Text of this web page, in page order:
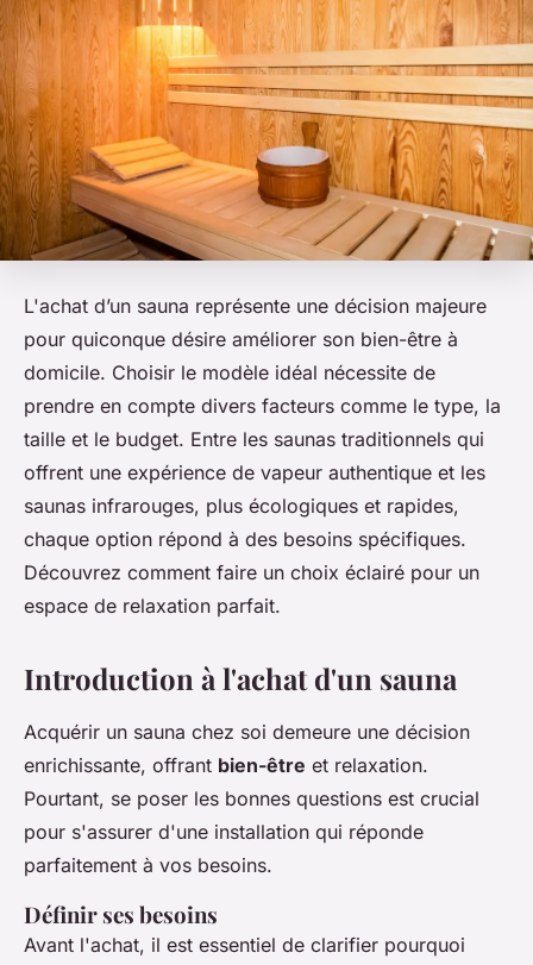
L'achat d’un sauna représente une décision majeure
pour quiconque désire améliorer son bien-être à
domicile. Choisir le modèle idéal nécessite de
prendre en compte divers facteurs comme le type, la
taille et le budget. Entre les saunas traditionnels qui
offrent une expérience de vapeur authentique et les
saunas infrarouges, plus écologiques et rapides,
chaque option répond à des besoins spécifiques.
Découvrez comment faire un choix éclairé pour un
espace de relaxation parfait.
Introduction à l'achat d'un sauna
Acquérir un sauna chez soi demeure une décision
enrichissante, offrant bien-être et relaxation.
Pourtant, se poser les bonnes questions est crucial
pour s'assurer d'une installation qui réponde
parfaitement à vos besoins.
Définir ses besoins
Avant l'achat, il est essentiel de clarifier pourquoi